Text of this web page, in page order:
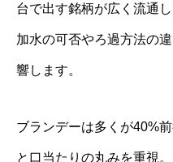
台で出す銘柄が広く流通し
加水の可否やろ過方法の
響します。
ブランデーは多くが40%
と口当たりの丸みを重視。